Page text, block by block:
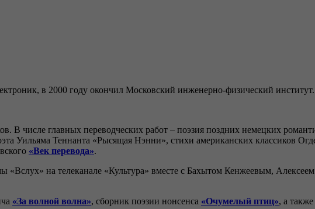
в 2000 году окончил Московский инженерно-физический институт.
В числе главных переводческих работ – поэзия поздних немецких
Уильяма Теннанта «Рысящая Нэнни», стихи американских классиков
«Век перевода».
«Вслух» на телеканале «Культура» вместе с Бахытом Кенжеевым,
«За волной волна», сборник поэзии нонсенса «Очумелый птиц», а